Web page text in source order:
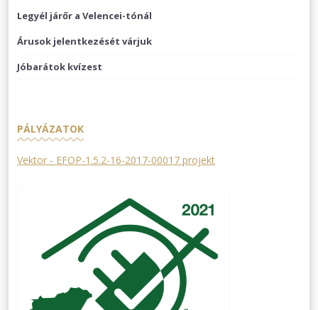
Legyél járőr a Velencei-tónál
Árusok jelentkezését várjuk
Jóbarátok kvízest
PÁLYÁZATOK
Vektor - EFOP-1.5.2-16-2017-00017 projekt